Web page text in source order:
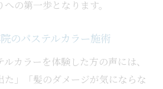
の第一歩となります。
のパステルカラー施術
カラーを体験した方の声には、
た」「髪のダメージが気にならな